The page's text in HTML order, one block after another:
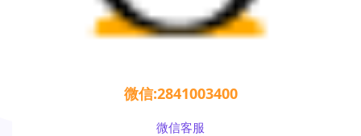
微信:2841003400
微信客服